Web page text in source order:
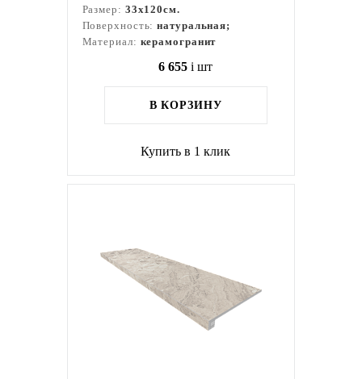
Размер: 33x120см.
Поверхность:натуральная;
Материал: керамогранит
6 655 i шт
В КОРЗИНУ
Купить в 1 клик